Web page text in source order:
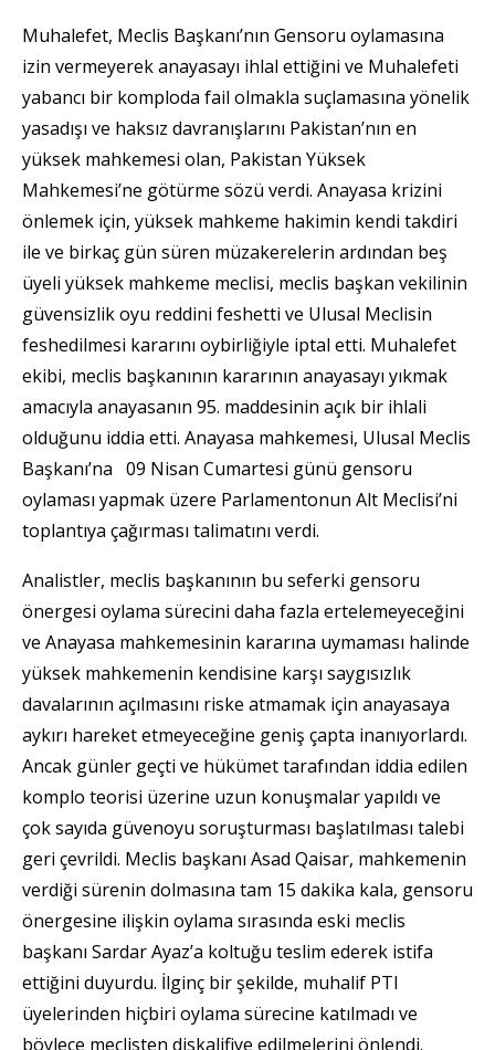
Muhalefet, Meclis Başkanı’nın Gensoru oylamasına
izin vermeyerek anayasayı ihlal ettiğini ve Muhalefeti
yabancı bir komploda fail olmakla suçlamasına yönelik
yasadışı ve haksız davranışlarını Pakistan’nın en
yüksek mahkemesi olan, Pakistan Yüksek
Mahkemesi’ne götürme sözü verdi. Anayasa krizini
önlemek için, yüksek mahkeme hakimin kendi takdiri
ile ve birkaç gün süren müzakerelerin ardından beş
üyeli yüksek mahkeme meclisi, meclis başkan vekilinin
güvensizlik oyu reddini feshetti ve Ulusal Meclisin
feshedilmesi kararını oybirliğiyle iptal etti. Muhalefet
ekibi, meclis başkanının kararının anayasayı yıkmak
amacıyla anayasanın 95. maddesinin açık bir ihlali
olduğunu iddia etti. Anayasa mahkemesi, Ulusal Meclis
Başkanı’na 09 Nisan Cumartesi günü gensoru
oylaması yapmak üzere Parlamentonun Alt Meclisi’ni
toplantıya çağırması talimatını verdi.
Analistler, meclis başkanının bu seferki gensoru
önergesi oylama sürecini daha fazla ertelemeyeceğini
ve Anayasa mahkemesinin kararına uymaması halinde
yüksek mahkemenin kendisine karşı saygısızlık
davalarının açılmasını riske atmamak için anayasaya
aykırı hareket etmeyeceğine geniş çapta inanıyorlardı.
Ancak günler geçti ve hükümet tarafından iddia edilen
komplo teorisi üzerine uzun konuşmalar yapıldı ve
çok sayıda güvenoyu soruşturması başlatılması talebi
geri çevrildi. Meclis başkanı Asad Qaisar, mahkemenin
verdiği sürenin dolmasına tam 15 dakika kala, gensoru
önergesine ilişkin oylama sırasında eski meclis
başkanı Sardar Ayaz’a koltuğu teslim ederek istifa
ettiğini duyurdu. İlginç bir şekilde, muhalif PTI
üyelerinden hiçbiri oylama sürecine katılmadı ve
böylece meclisten diskalifiye edilmelerini önlendi.